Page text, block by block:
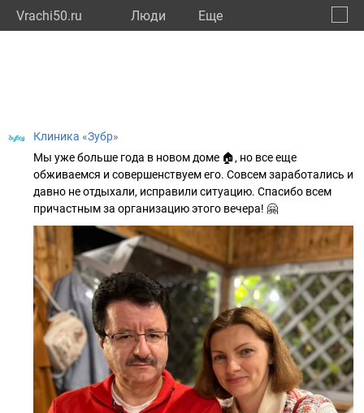
Vrachi50.ru Люди Eще
Клиника «Зубр»
Мы уже больше года в новом доме 🏠, но все еще
обживаемся и совершенствуем его. Совсем заработались и
давно не отдыхали, исправили ситуацию. Спасибо всем
причастным за организацию этого вечера! 🤗